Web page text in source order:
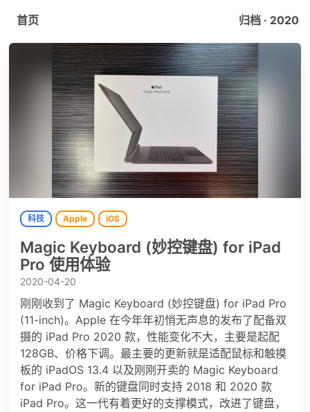
首页 归档 · 2020
科技 Apple iOS
Magic Keyboard (妙控键盘) for iPad
Pro 使用体验
2020-04-20
刚刚收到了 Magic Keyboard (妙控键盘) for iPad Pro
(11-inch)。Apple 在今年年初悄无声息的发布了配备双
摄的 iPad Pro 2020 款，性能变化不大，主要是起配
128GB、价格下调。最主要的更新就是适配鼠标和触摸
板的 iPadOS 13.4 以及刚刚开卖的 Magic Keyboard
for iPad Pro。新的键盘同时支持 2018 和 2020 款
iPad Pro。这一代有着更好的支撑模式，改进了键盘，